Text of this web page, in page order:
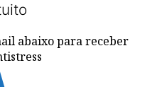
abaixo para receber